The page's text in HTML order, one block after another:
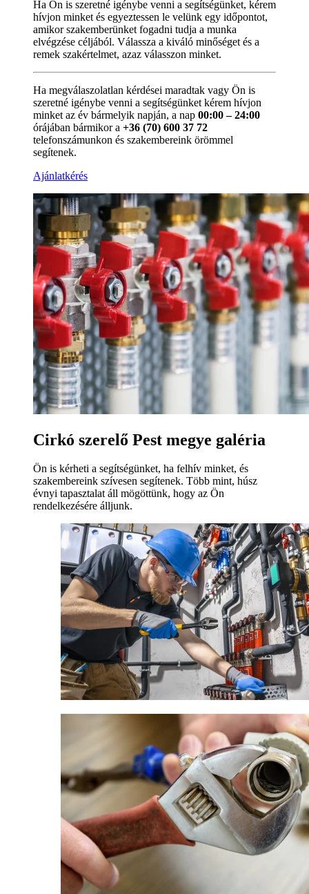
Ha Ön is szeretné igénybe venni a segítségünket, kérem
hívjon minket és egyeztessen le velünk egy időpontot,
amikor szakemberünket fogadni tudja a munka
elvégzése céljából. Válassza a kiváló minőséget és a
remek szakértelmet, azaz válasszon minket.
Ha megválaszolatlan kérdései maradtak vagy Ön is
szeretné igénybe venni a segítségünket kérem hívjon
minket az év bármelyik napján, a nap 00:00 – 24:00
órájában bármikor a +36 (70) 600 37 72
telefonszámunkon és szakembereink örömmel
segítenek.
Ajánlatkérés
Cirkó szerelő Pest megye galéria
Ön is kérheti a segítségünket, ha felhív minket, és
szakembereink szívesen segítenek. Több mint, húsz
évnyi tapasztalat áll mögöttünk, hogy az Ön
rendelkezésére álljunk.